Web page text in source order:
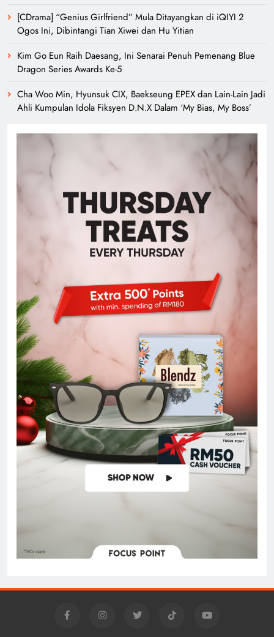
[CDrama] “Genius Girlfriend” Mula Ditayangkan di iQIYI 2
Ogos Ini, Dibintangi Tian Xiwei dan Hu Yitian
Kim Go Eun Raih Daesang, Ini Senarai Penuh Pemenang Blue
Dragon Series Awards Ke-5
Cha Woo Min, Hyunsuk CIX, Baekseung EPEX dan Lain-Lain Jadi
Ahli Kumpulan Idola Fiksyen D.N.X Dalam ‘My Bias, My Boss’